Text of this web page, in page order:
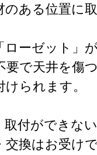
のある位置に
ーゼット」
要で天井を傷
られます。
付ができな
交換はお受け